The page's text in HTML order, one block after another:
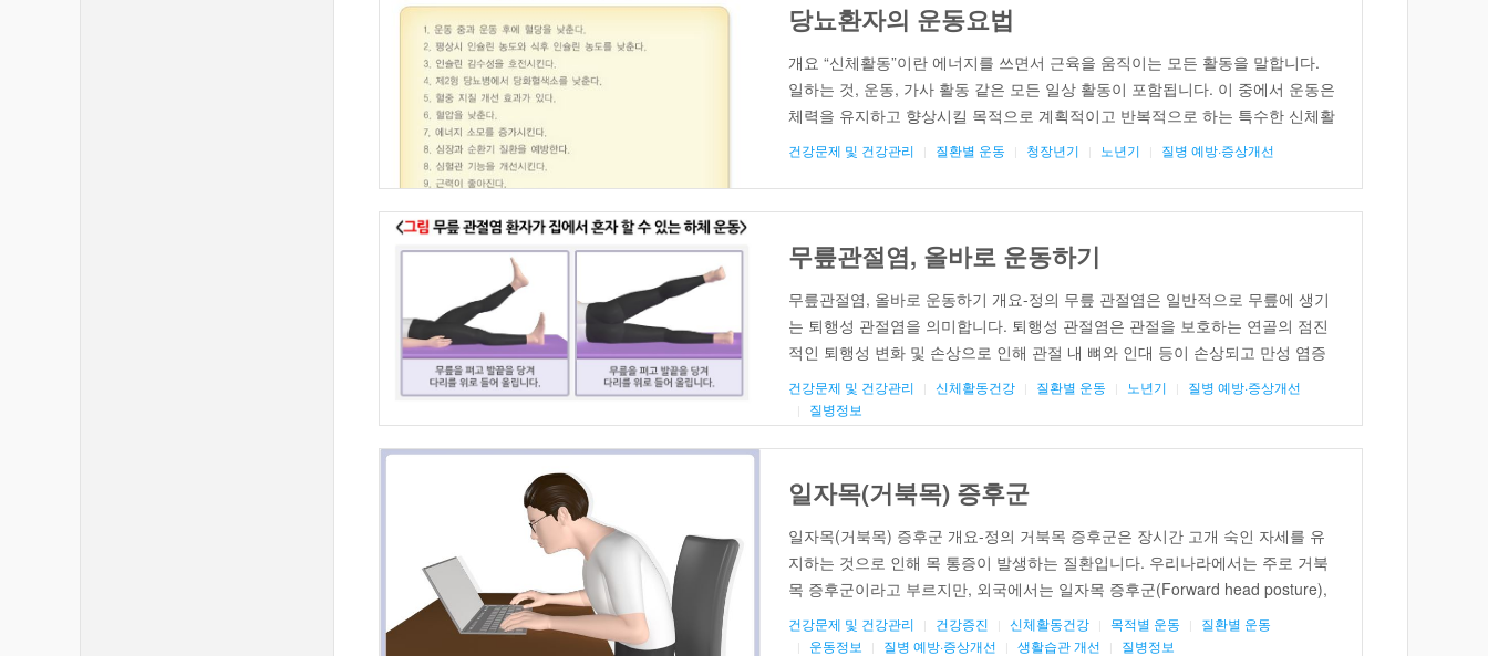
당뇨환자의 운동요법
개요 “신체활동”이란 에너지를 쓰면서 근육을 움직이는 모든 활동을 말합니다.
일하는 것, 운동, 가사 활동 같은 모든 일상 활동이 포함됩니다. 이 중에서 운동은
체력을 유지하고 향상시킬 목적으로 계획적이고 반복적으로 하는 특수한 신체활
동입니다. 운동은 심폐 기능,근육과 뼈 건강을 개선시키므로 병이 없는 건강한
규칙적인 운동이 특히 더 필요한데요, 운동을 […]
건강문제 및 건강관리 질환별 운동 청장년기 노년기 질병 예방·증상개선
무릎관절염, 올바로 운동하기
무릎관절염, 올바로 운동하기 개요-정의 무릎 관절염은 일반적으로 무릎에 생기
는 퇴행성 관절염을 의미합니다. 퇴행성 관절염은 관절을 보호하는 연골의 점진
적인 퇴행성 변화 및 손상으로 인해 관절 내 뼈와 인대 등이 손상되고 만성 염증
이 동반되면서 통증이 생기는 질환으로, 만성 관절 질환 중 가장 유병률이 높습
니다. 관절 연골은 신체의 노화뿐 아니라 비만, 과도한 관절 사용, 반복적인 외상
등에 의해서도 […]
건강문제 및 건강관리 신체활동건강 질환별 운동 노년기
질병 예방·증상개선
질병정보
일자목(거북목) 증후군
일자목(거북목) 증후군 개요-정의 거북목 증후군은 장시간 고개 숙인 자세를 유
지하는 것으로 인해 목 통증이 발생하는 질환입니다. 우리나라에서는 주로 거북
목 증후군이라고 부르지만, 외국에서는 일자목 증후군(Forward head posture),
라운드 숄더 자세(Rounded shoulder posture), 텍스트 넥 증후군(Text neck
syndrome) 등으로 다양하게 지칭합니다. 개요-원인 고개를 숙인 자세로 스마
건강문제 및 건강관리 건강증진 신체활동건강 목적별 운동
질환별 운동
운동정보
질병 예방·증상개선 생활습관 개선 질병정보